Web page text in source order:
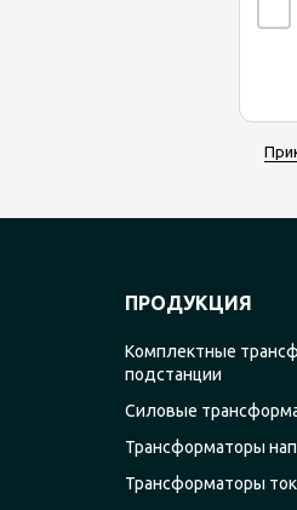
ПРОДУКЦИЯ
Комплектные
подстанции
Силовые
Трансформаторы
Трансформаторы